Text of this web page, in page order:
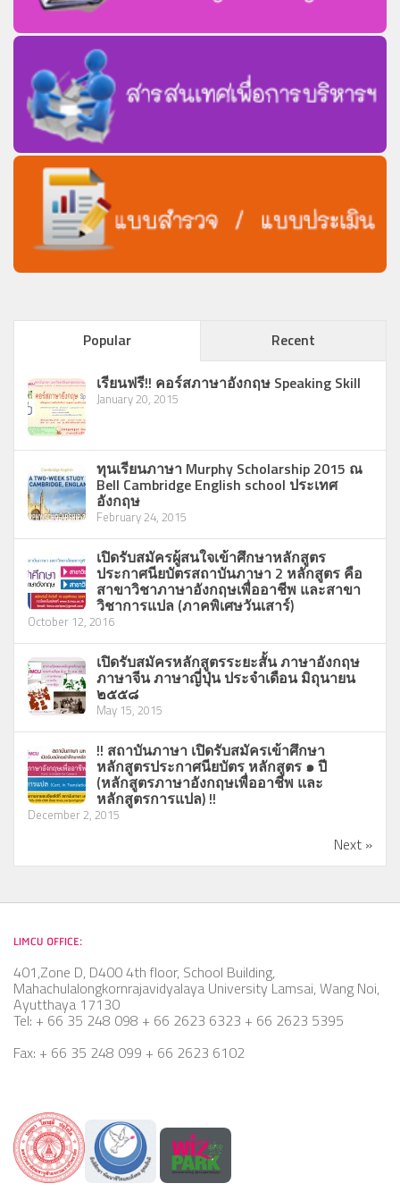
ห้องสมุด WIZ Park
WizPark’s Blog
วีดีทัศน์
ห้องสมุดภาพ
สื่อการสอน
Basic English
บทที่ 3 คำนำหน้านาม (Article)
บทที่ 4 กาล (Tense)
English for Buddhism
ใบสมัครสอบ MCU-GET
ใบสมัครเรียนภาษาอังกฤษระดับบัณฑิตศึกษา
แบบฟอร์มลงทะเบียน ผ่านธนาคาร
ใบสมัครเรียนคอร์สวุฒิบัตร สถาบันภาษา
แบบฟอร์มขอใช้ห้องเรียนสถาบันภาษา
งานประกันคุณภาพการศึกษา
แผนปฎิบัติงานประจำปีงบประมาณ ๒๕๕๙
แผนพัฒนาบุคลากร ประจำปี ๒๕๕๙
รายงานประจำปี ๒๕๕๙
แผนพัฒนาสถาบันภาษา พ.ศ. ๒๕๖๐ – ๒๕๖๔
แผนปฎิบัติงานประจำปี ๒๔๖๐
คู่มือการจัดทำแผนพัฒนา สถาบัน สำนัก ศูนย์
คู่มือประกันคุณภาพ สถาบันภาษา ปี ๒๕๕๘
แนวทางปฎิบัติที่ดีด้านการประกันคุณภาพ
การพัฒนาบุคลากร
สรุปการดำเนินงานการพัฒนาบุคลากร
การพัฒนาทักษะด้านภาษา
Popular
Recent
เรียนฟรี!! คอร์สภาษาอังกฤษ Speaking Skill
January 20, 2015
ทุนเรียนภาษา Murphy Scholarship 2015 ณ
Bell Cambridge English school ประเทศ
อังกฤษ
February 24, 2015
เปิดรับสมัครผู้สนใจเข้าศึกษาหลักสูตร
ประกาศนียบัตรสถาบันภาษา 2 หลักสูตร คือ
สาขาวิชาภาษาอังกฤษเพื่ออาชีพ และสาขา
วิชาการแปล (ภาคพิเศษวันเสาร์)
October 12, 2016
เปิดรับสมัครหลักสูตรระยะสั้น ภาษาอังกฤษ
ภาษาจีน ภาษาญี่ปุ่น ประจำเดือน มิถุนายน
๒๕๕๘
May 15, 2015
!! สถาบันภาษา เปิดรับสมัครเข้าศึกษา
หลักสูตรประกาศนียบัตร หลักสูตร ๑ ปี
(หลักสูตรภาษาอังกฤษเพื่ออาชีพ และ
หลักสูตรการแปล) !!
December 2, 2015
Next »
LIMCU OFFICE:
401,Zone D, D400 4th floor, School Building,
Mahachulalongkornrajavidyalaya University Lamsai, Wang Noi,
Ayutthaya 17130
Tel: + 66 35 248 098 + 66 2623 6323 + 66 2623 5395
Fax: + 66 35 248 099 + 66 2623 6102